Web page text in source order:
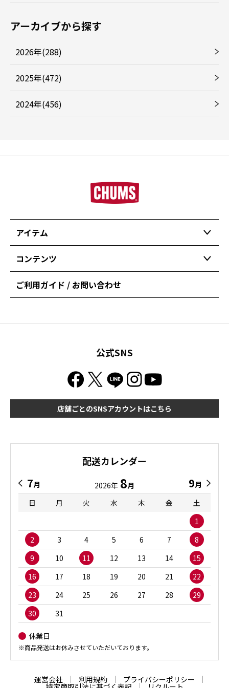
アーカイブから探す
2026年(288)
2025年(472)
2024年(456)
アイテム
コンテンツ
ご利用ガイド / お問い合わせ
公式SNS
店舗ごとのSNSアカウントはこちら
配送カレンダー
7月 2026年 8月 9月
日
月 火 水 木 金
土
1
2
3 4 5 6 7
8
9
10 11 12 13 14
15
16
17 18 19 20 21
22
23
24 25 26 27 28
29
30
31
休業日
※商品発送はお休みさせていただいております。
運営会社 利用規約 プライバシーポリシー